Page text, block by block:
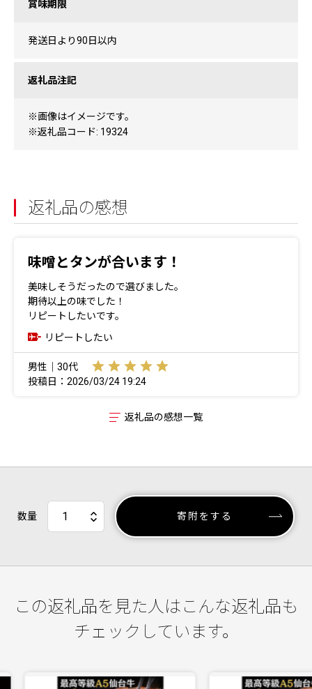
賞味期限
発送日より90日以内
返礼品注記
※画像はイメージです。
※返礼品コード: 19324
返礼品の感想
味噌とタンが合います！
美味しそうだったので選びました。
期待以上の味でした！
リピートしたいです。
リピートしたい
男性｜30代
投稿日：2026/03/24 19:24
返礼品の感想一覧
数量 寄附をする
この返礼品を見た人はこんな返礼品も
チェックしています。